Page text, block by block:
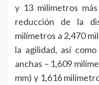
y 13 milímetros
reducción de la
milímetros a 2,470
la agilidad, así
anchas – 1,609
mm) y 1,616